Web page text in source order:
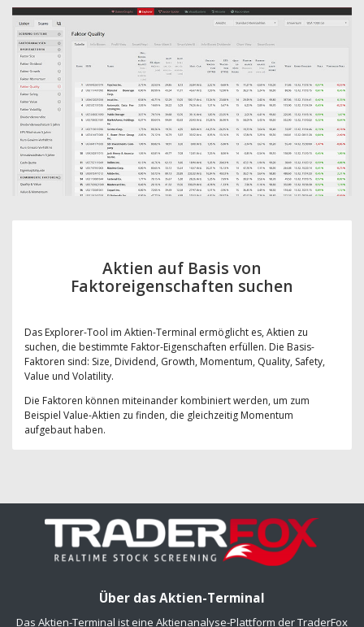
Aktien auf Basis von
Faktoreigenschaften suchen
Das Explorer-Tool im Aktien-Terminal ermöglicht es, Aktien zu
suchen, die bestimmte Faktor-Eigenschaften erfüllen. Die Basis-
Faktoren sind: Size, Dividend, Growth, Momentum, Quality, Safety,
Value und Volatility.
Die Faktoren können miteinander kombiniert werden, um zum
Beispiel Value-Aktien zu finden, die gleichzeitig Momentum
aufgebaut haben.
Über das Aktien-Terminal
Das Aktien-Terminal ist eine Aktienanalyse-Plattform der TraderFox